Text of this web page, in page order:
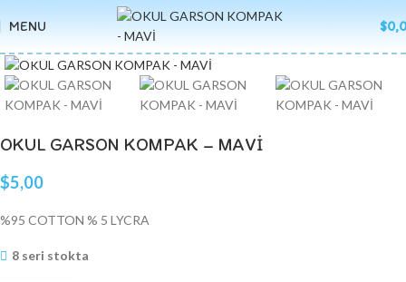
MENU $
Click to enlarge
OKUL GARSON KOMPAK – MAVİ
$5,00
%95 COTTON % 5 LYCRA
8 seri stokta